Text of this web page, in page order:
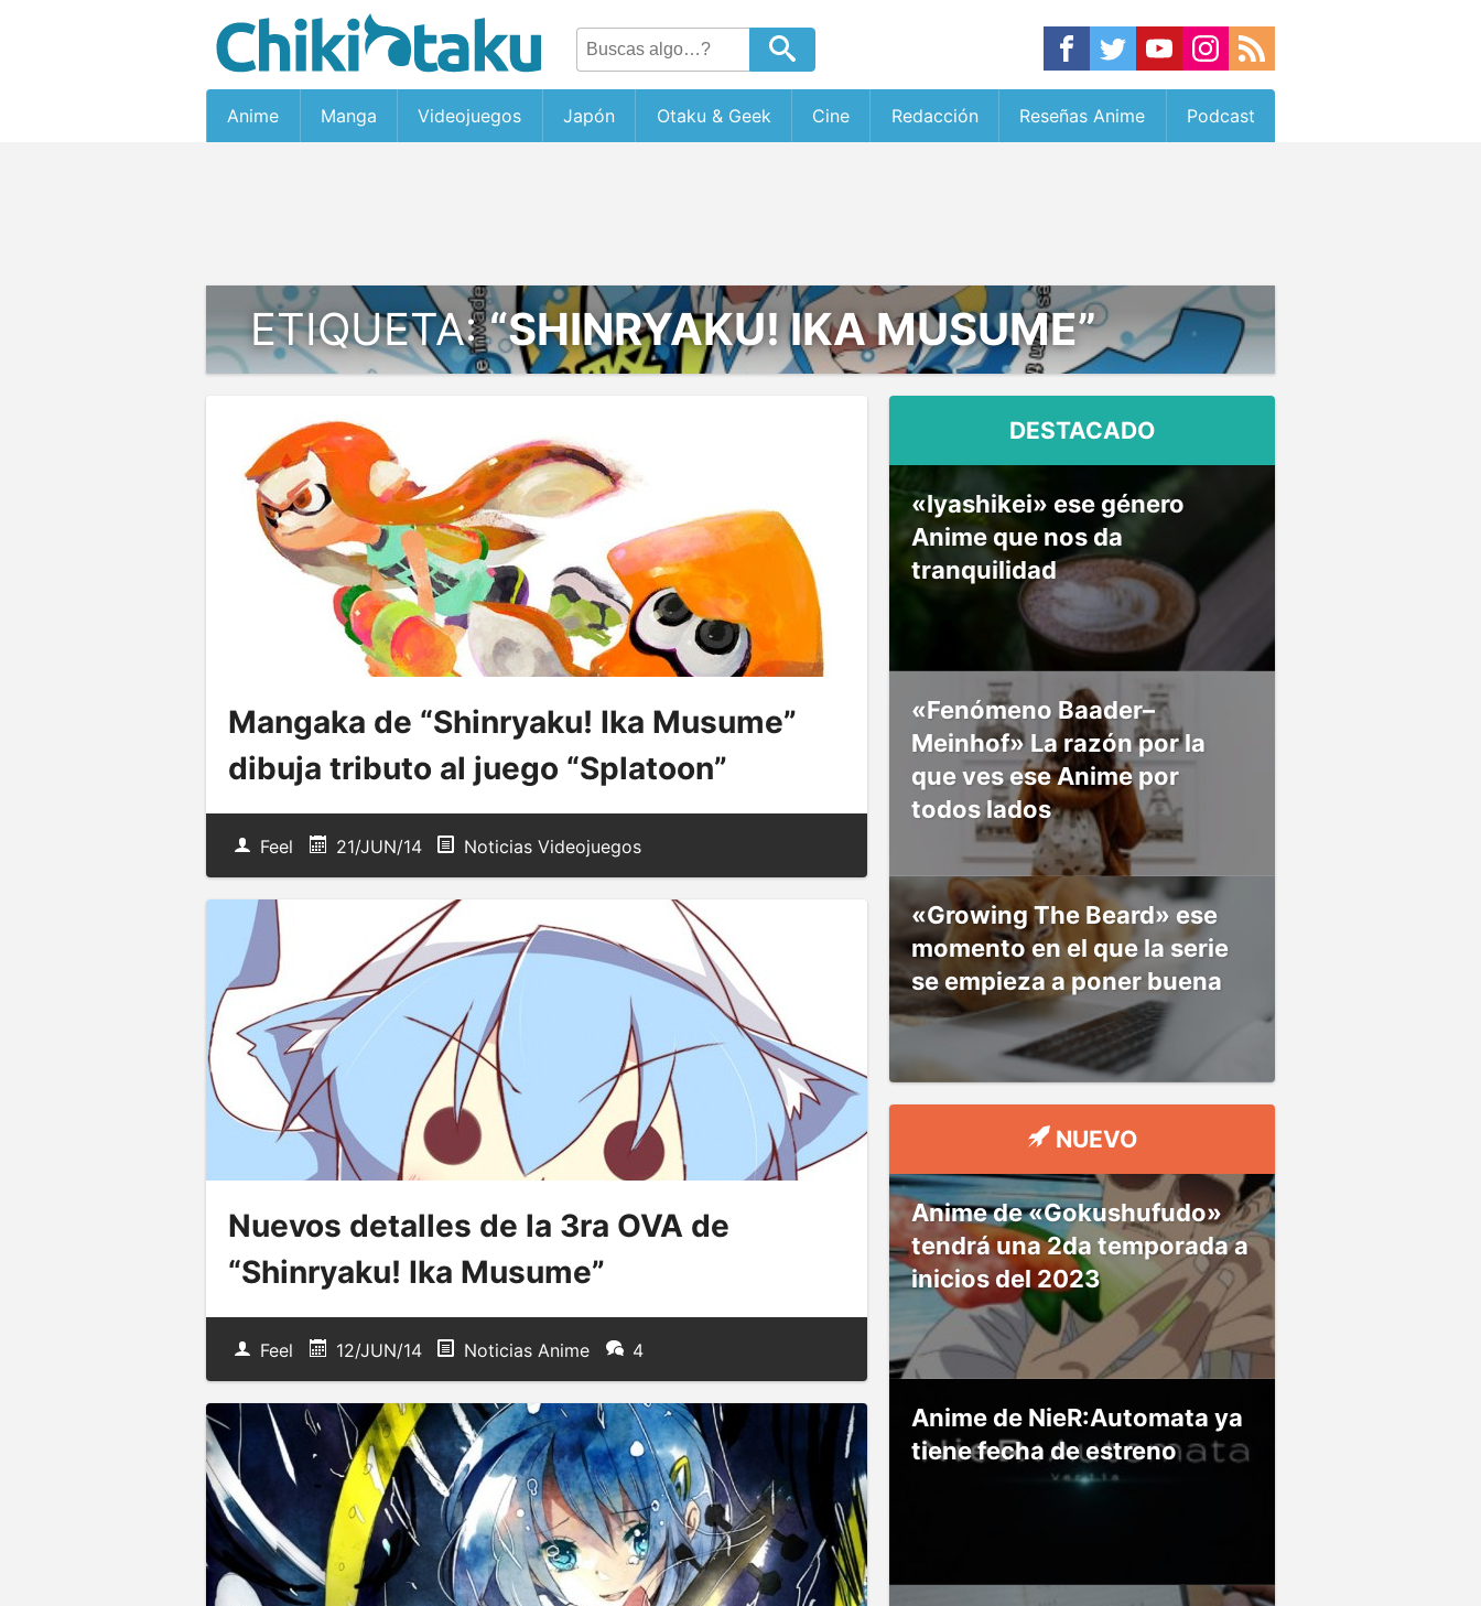
Anime Manga Videojuegos Japón Otaku & Geek Cine Redacción Reseñas Anime Podcast
ETIQUETA:“SHINRYAKU! IKA MUSUME”
Mangaka de “Shinryaku! Ika Musume”
dibuja tributo al juego “Splatoon”
Feel 21/JUN/14 Noticias Videojuegos
Nuevos detalles de la 3ra OVA de
“Shinryaku! Ika Musume”
Feel 12/JUN/14 Noticias Anime 4
DESTACADO
«Iyashikei» ese género
Anime que nos da
tranquilidad
«Fenómeno Baader–
Meinhof» La razón por la
que ves ese Anime por
todos lados
«Growing The Beard» ese
momento en el que la serie
se empieza a poner buena
NUEVO
Anime de «Gokushufudo»
tendrá una 2da temporada a
inicios del 2023
Anime de NieR:Automata ya
tiene fecha de estreno